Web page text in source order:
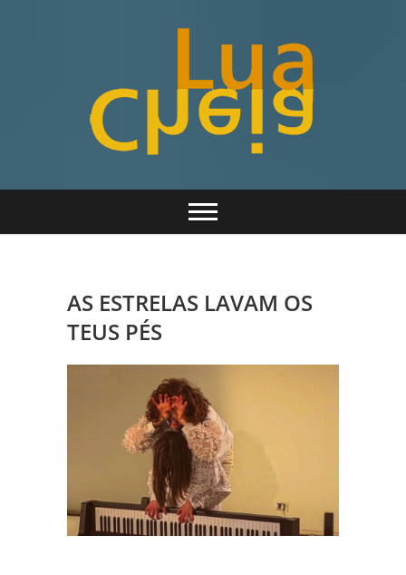
Lua Cheia
AS ESTRELAS LAVAM OS
TEUS PÉS